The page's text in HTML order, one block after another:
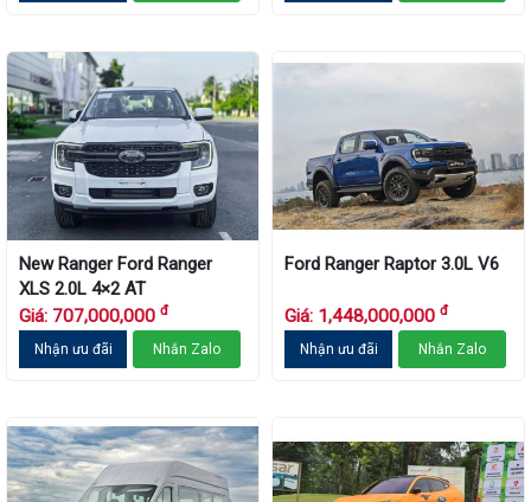
New Ranger Ford Ranger
XLS 2.0L 4×2 AT
Giá: 707,000,000 đ
Nhận ưu đãi Nhắn Zalo
Ford Ranger Raptor 3.0L V6
Giá: 1,448,000,000 đ
Nhận ưu đãi Nhắn Zalo